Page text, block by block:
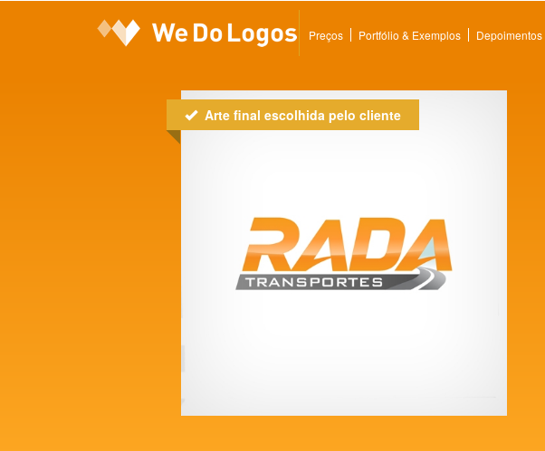
Preços Portfólio & Exemplos Depoimentos
Arte final escolhida pelo cliente